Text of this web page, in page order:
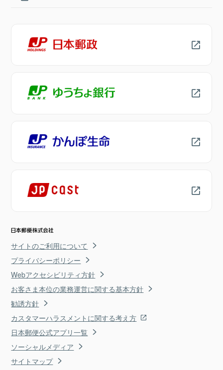
サイトのご利用について
プライバシーポリシー
Webアクセシビリティ方針
お客さま本位の業務運営に関する基本方針
勧誘方針
カスタマーハラスメントに関する考え方
日本郵便公式アプリ一覧
ソーシャルメディア
サイトマップ